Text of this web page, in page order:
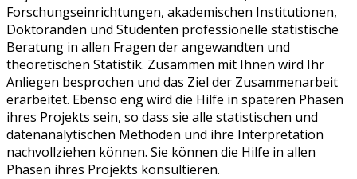
Forschungseinrichtungen, akademischen Institutionen,
Doktoranden und Studenten professionelle statistische
Beratung in allen Fragen der angewandten und
theoretischen Statistik. Zusammen mit Ihnen wird Ihr
Anliegen besprochen und das Ziel der Zusammenarbeit
erarbeitet. Ebenso eng wird die Hilfe in späteren Phasen
ihres Projekts sein, so dass sie alle statistischen und
datenanalytischen Methoden und ihre Interpretation
nachvollziehen können. Sie können die Hilfe in allen
Phasen ihres Projekts konsultieren.